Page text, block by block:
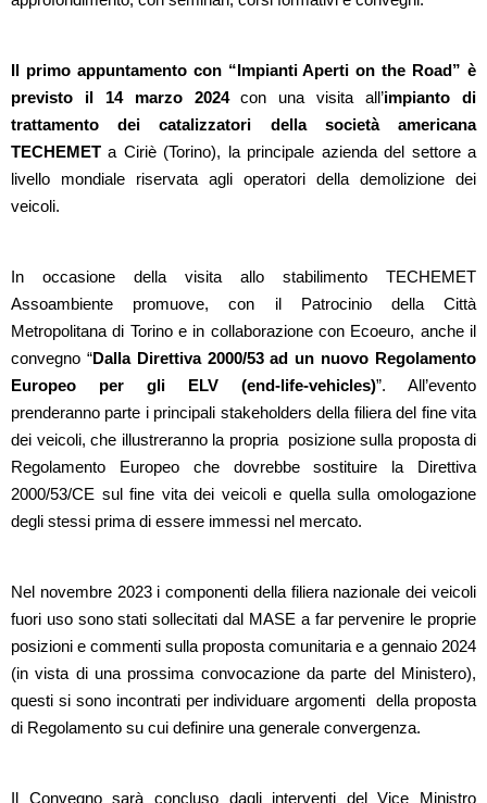
Il primo appuntamento con “Impianti Aperti on the Road” è
previsto il 14 marzo 2024con una visita all’impianto di
trattamento dei catalizzatori della società americana
TECHEMET a Ciriè (Torino), la principale azienda del settore a
livello mondiale riservata agli operatori della demolizione dei
veicoli.
In occasione della visita allo stabilimento TECHEMET
Assoambiente promuove, con il Patrocinio della Città
Metropolitana di Torino e in collaborazione con Ecoeuro, anche il
convegno “Dalla Direttiva 2000/53 ad un nuovo Regolamento
Europeo per gli ELV (end-life-vehicles)”. All’evento
prenderanno parte i principali stakeholders della filiera del fine vita
dei veicoli, che illustreranno la propria posizione sulla proposta di
Regolamento Europeo che dovrebbe sostituire la Direttiva
2000/53/CE sul fine vita dei veicoli e quella sulla omologazione
degli stessi prima di essere immessi nel mercato.
Nel novembre 2023 i componenti della filiera nazionale dei veicoli
fuori uso sono stati sollecitati dal MASE a far pervenire le proprie
posizioni e commenti sulla proposta comunitaria e a gennaio 2024
(in vista di una prossima convocazione da parte del Ministero),
questi si sono incontrati per individuare argomenti della proposta
di Regolamento su cui definire una generale convergenza.
Il Convegno sarà concluso dagli interventi del Vice Ministro